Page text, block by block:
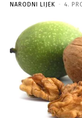
NARODNI LIJEK - 4.